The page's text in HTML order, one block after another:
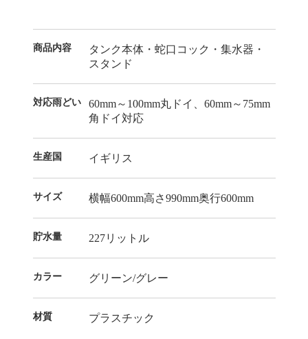
商品内容
タンク本体・蛇口コック・集水器・
スタンド
対応雨どい
60mm～100mm丸ドイ、60mm～75mm
角ドイ対応
生産国 イギリス
サイズ 横幅600mm高さ990mm奥行600mm
貯水量 227リットル
カラー グリーン/グレー
材質 プラスチック